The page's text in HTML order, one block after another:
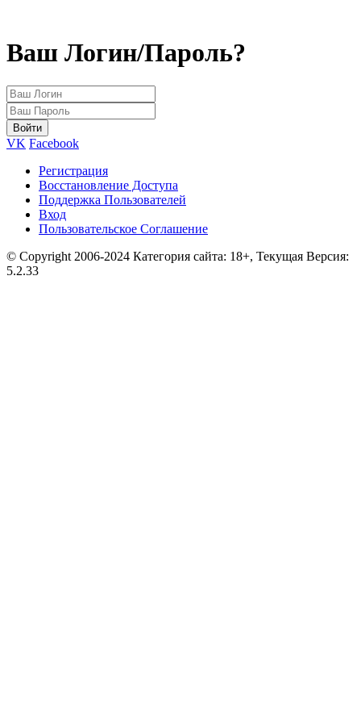
Ваш Логин/Пароль?
VK Facebook
Регистрация
Восстановление Доступа
Поддержка Пользователей
Вход
Пользовательское Соглашение
© Copyright 2006-2024 Категория сайта: 18+, Текущая Версия:
5.2.33